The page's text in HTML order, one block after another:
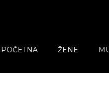
POČETNA ŽENE